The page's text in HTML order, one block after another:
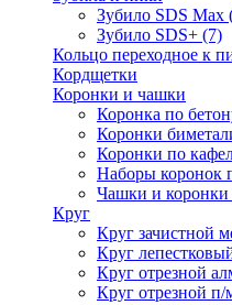
Зубило SDS Max
Зубило SDS+ (7)
Кольцо переходное к
Кордщетки
Коронки и чашки
Коронка по
Коронки
Коронки по
Наборы коронок
Чашки и коронки
Круг
Круг зачистной
Круг
Круг отрезной
Круг отрезной